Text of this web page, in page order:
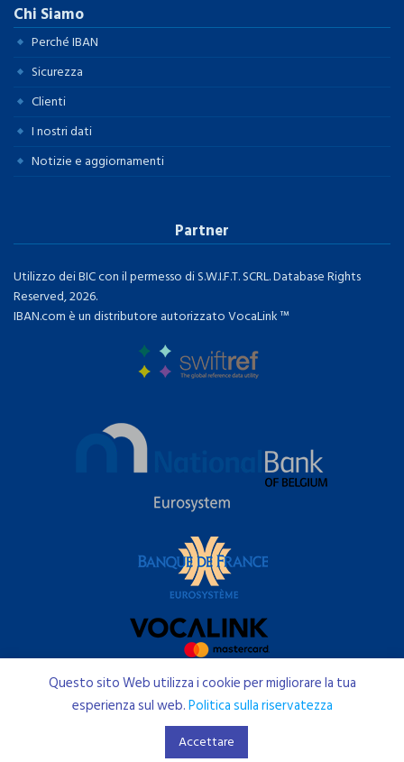
Chi Siamo
Perché IBAN
Sicurezza
Clienti
I nostri dati
Notizie e aggiornamenti
Partner
Utilizzo dei BIC con il permesso di S.W.I.F.T. SCRL. Database Rights
Reserved, 2026.
IBAN.com è un distributore autorizzato VocaLink ™
Diritto d'autore © 2026 IBAN.COM
Contatti
Sitemap
Questo sito Web utilizza i cookie per migliorare la tua
esperienza sul web.Politica sulla riservatezza
Accettare